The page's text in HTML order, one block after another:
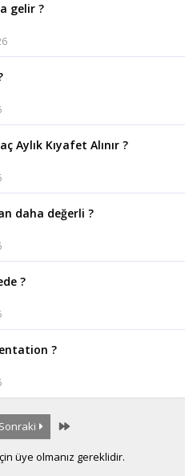
gelir ?
Aylık Kıyafet Alınır ?
daha değerli ?
?
?
Sonraki Last
üye olmanız gereklidir.